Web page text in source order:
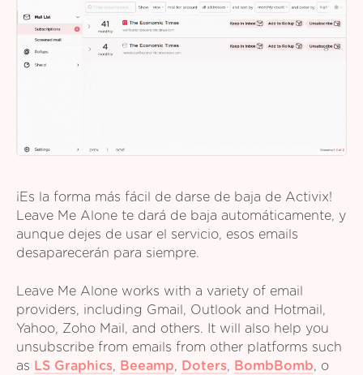
¡Es la forma más fácil de darse de baja de Activix!
Leave Me Alone te dará de baja automáticamente, y
aunque dejes de usar el servicio, esos emails
desaparecerán para siempre.
Leave Me Alone works with a variety of email
providers, including Gmail, Outlook and Hotmail,
Yahoo, Zoho Mail, and others. It will also help you
unsubscribe from emails from other platforms such
as LS Graphics, Beeamp, Doters, BombBomb, o